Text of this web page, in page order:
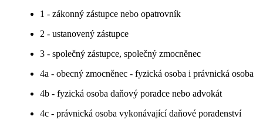
1 - zákonný zástupce nebo opatrovník
2 - ustanovený zástupce
3 - společný zástupce, společný zmocněnec
4a - obecný zmocněnec - fyzická osoba i právnická osoba
4b - fyzická osoba daňový poradce nebo advokát
4c - právnická osoba vykonávající daňové poradenství